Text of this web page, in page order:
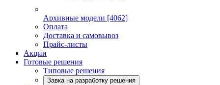
Архивные модели [4062]
Оплата
Доставка и самовывоз
Прайс-листы
Акции
Готовые решения
Типовые решения
Завка на разработку решения